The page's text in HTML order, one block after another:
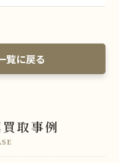
覧に戻る
取事例